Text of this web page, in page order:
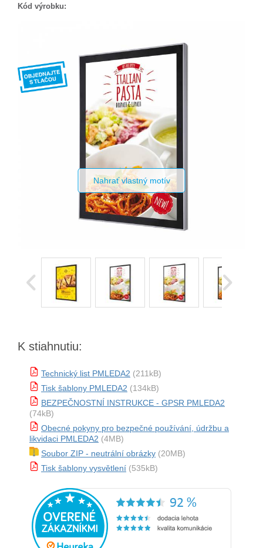
Kód výrobku:
Nahrať vlastný motív
K stiahnutiu:
Technický list PMLEDA2 (211kB)
Tisk šablony PMLEDA2 (134kB)
BEZPEČNOSTNÍ INSTRUKCE - GPSR PMLEDA2
(74kB)
Obecné pokyny pro bezpečné používání, údržbu a
likvidaci PMLEDA2 (4MB)
Soubor ZIP - neutrální obrázky (20MB)
Tisk šablony vysvětlení (535kB)